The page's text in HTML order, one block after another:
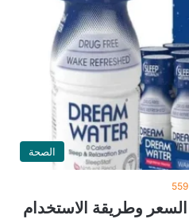
الصحة
559
وطريقة الاستخدام